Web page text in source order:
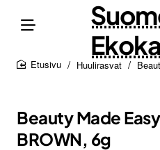
Huulirasvat
Beauty Made
BROWN, 6g